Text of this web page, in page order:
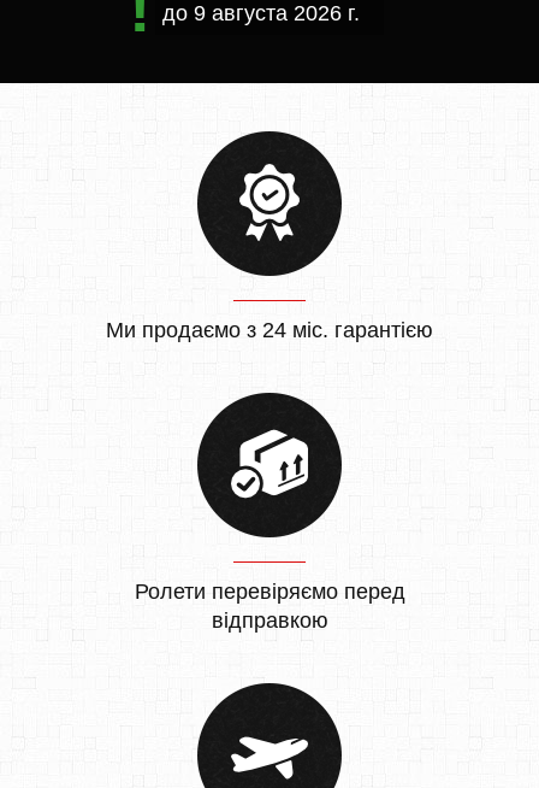
до 9 августа 2026 г.
Ми продаємо з 24 міс. гарантією
Ролети перевіряємо перед
відправкою